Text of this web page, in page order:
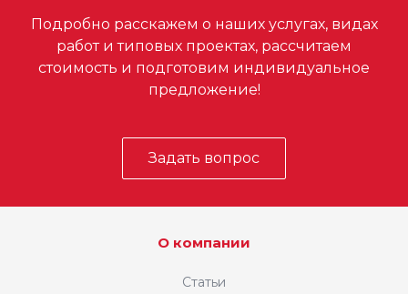
Подробно расскажем о наших услугах, видах
работ и типовых проектах, рассчитаем
стоимость и подготовим индивидуальное
предложение!
Задать вопрос
О компании
Статьи